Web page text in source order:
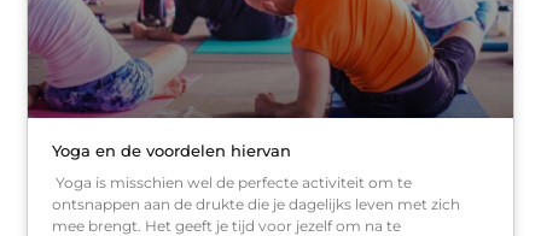
Yoga en de voordelen hiervan
Yoga is misschien wel de perfecte activiteit om te
ontsnappen aan de drukte die je dagelijks leven met zich
mee brengt. Het geeft je tijd voor jezelf om na te